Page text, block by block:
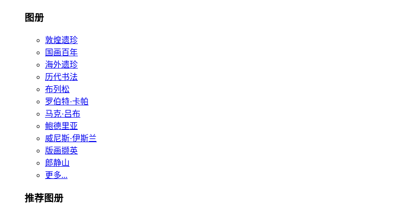
图册
敦煌遗珍
国画百年
海外遗珍
历代书法
布列松
罗伯特·卡帕
马克·吕布
鲍德里亚
威尼斯·伊斯兰
版画撷英
郎静山
更多...
推荐图册